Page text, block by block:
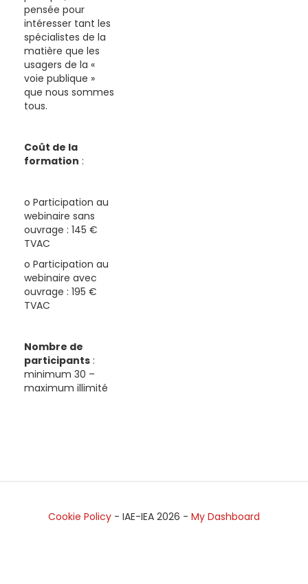
pensée pour
intéresser tant les
spécialistes de la
matière que les
usagers de la «
voie publique »
que nous sommes
tous.
Coût de la
formation :
o Participation au
webinaire sans
ouvrage : 145 €
TVAC
o Participation au
webinaire avec
ouvrage : 195 €
TVAC
Nombre de
participants :
minimum 30 –
maximum illimité
Cookie Policy - IAE-IEA 2026 - My Dashboard